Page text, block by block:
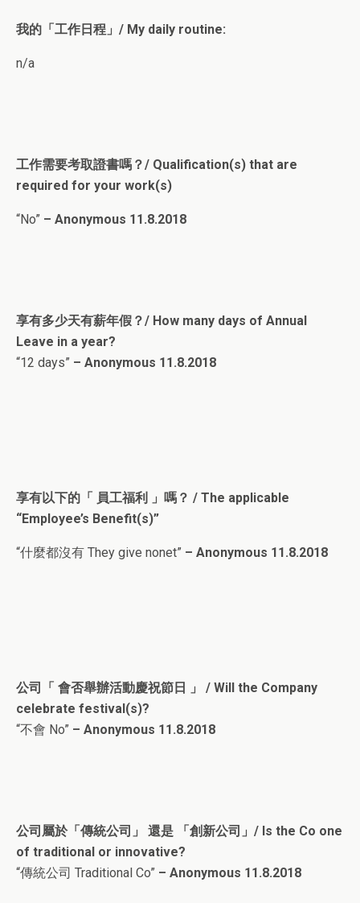
我的 「工作日程」/ My daily routine:
n/a
工作需要考取證書嗎？/ Qualification(s) that are
required for your work(s)
“No” – Anonymous 11.8.2018
享有多少天有薪年假？/ How many days of Annual
Leave in a year?
“12 days” – Anonymous 11.8.2018
享有以下的「 員工福利 」嗎？ / The applicable
“Employee’s Benefit(s)”
“什麼都沒有 They give nonet” – Anonymous 11.8.2018
公司「 會否舉辦活動慶祝節日 」 / Will the Company
celebrate festival(s)?
“不會 No” – Anonymous 11.8.2018
公司屬於「傳統公司」 還是 「創新公司」/ Is the Co one
of traditional or innovative?
“傳統公司 Traditional Co” – Anonymous 11.8.2018